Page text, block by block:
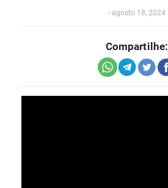
- agosto 18, 2024
Compartilhe: